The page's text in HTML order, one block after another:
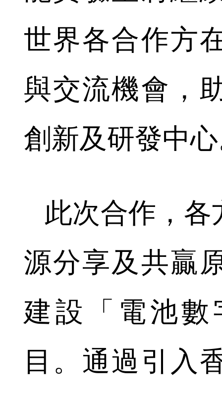
世界各合作方
與交流機會，
創新及研發中
此次合作，各
源分享及共贏
建設「電池
目。通過引入